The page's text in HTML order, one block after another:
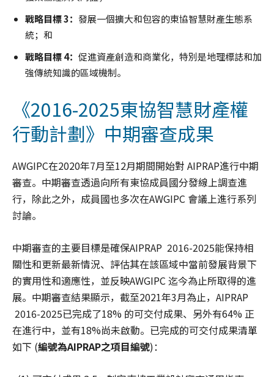
戰略目標 3： 發展一個擴大和包容的東協智慧財產生態系
統；和
戰略目標 4： 促進資產創造和商業化，特別是地理標誌和加
強傳統知識的區域機制。
《2016-2025東協智慧財產權
行動計劃》中期審查成果
AWGIPC在2020年7月至12月期間開始對 AIPRAP進行中期
審查。中期審查透過向所有東協成員國分發線上調查進
行，除此之外，成員國也多次在AWGIPC 會議上進行系列
討論。
中期審查的主要目標是確保AIPRAP 2016-2025能保持相
關性和更新最新情況、評估其在該區域中當前發展背景下
的實用性和適應性，並反映AWGIPC 迄今為止所取得的進
展。中期審查結果顯示，截至2021年3月為止，AIPRAP
2016-2025已完成了18% 的可交付成果、另外有64% 正
在進行中，並有18%尚未啟動。已完成的可交付成果清單
如下 (編號為AIPRAP之項目編號)：